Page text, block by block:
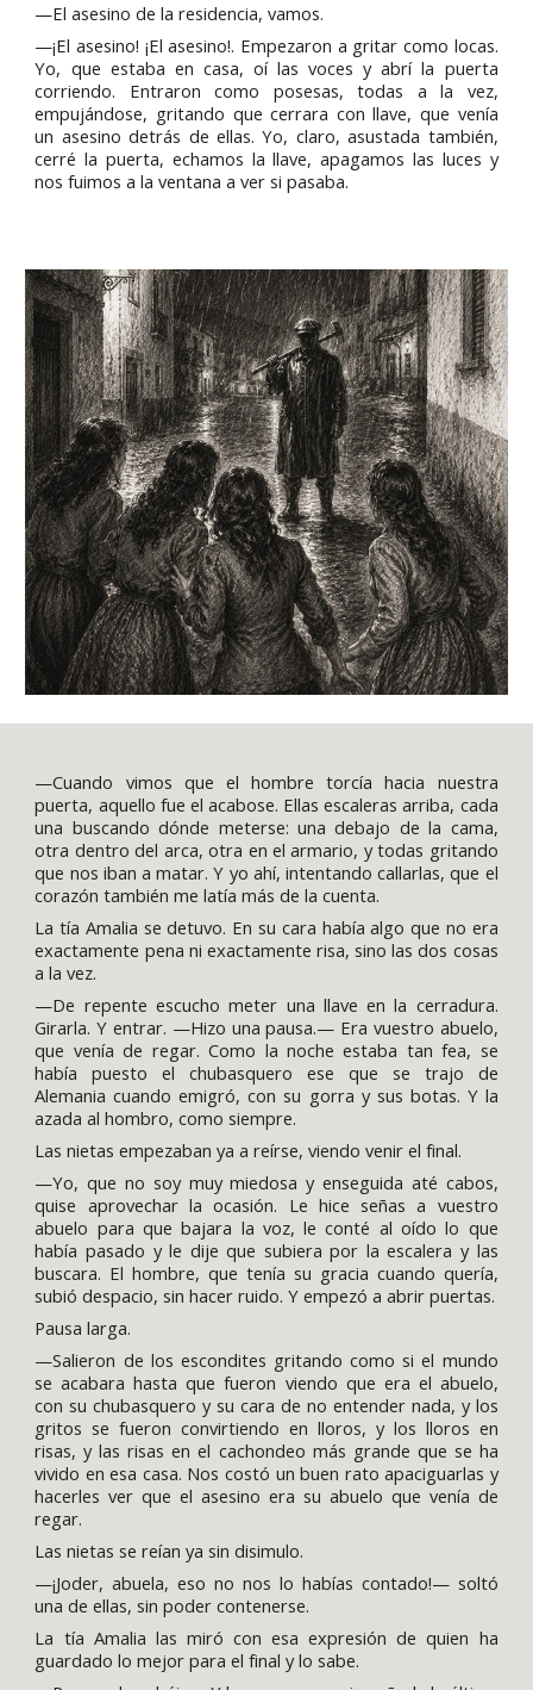
—El asesino de la residencia, vamos.
—¡El asesino! ¡El asesino!. Empezaron a gritar como locas.
Yo, que estaba en casa, oí las voces y abrí la puerta
corriendo. Entraron como posesas, todas a la vez,
empujándose, gritando que cerrara con llave, que venía
un asesino detrás de ellas. Yo, claro, asustada también,
cerré la puerta, echamos la llave, apagamos las luces y
nos fuimos a la ventana a ver si pasaba.
—Cuando vimos que el hombre torcía hacia nuestra
puerta, aquello fue el acabose. Ellas escaleras arriba, cada
una buscando dónde meterse: una debajo de la cama,
otra dentro del arca, otra en el armario, y todas gritando
que nos iban a matar. Y yo ahí, intentando callarlas, que el
corazón también me latía más de la cuenta.
La tía Amalia se detuvo. En su cara había algo que no era
exactamente pena ni exactamente risa, sino las dos cosas
a la vez.
—De repente escucho meter una llave en la cerradura.
Girarla. Y entrar. —Hizo una pausa.— Era vuestro abuelo,
que venía de regar. Como la noche estaba tan fea, se
había puesto el chubasquero ese que se trajo de
Alemania cuando emigró, con su gorra y sus botas. Y la
azada al hombro, como siempre.
Las nietas empezaban ya a reírse, viendo venir el final.
—Yo, que no soy muy miedosa y enseguida até cabos,
quise aprovechar la ocasión. Le hice señas a vuestro
abuelo para que bajara la voz, le conté al oído lo que
había pasado y le dije que subiera por la escalera y las
buscara. El hombre, que tenía su gracia cuando quería,
subió despacio, sin hacer ruido. Y empezó a abrir puertas.
Pausa larga.
—Salieron de los escondites gritando como si el mundo
se acabara hasta que fueron viendo que era el abuelo,
con su chubasquero y su cara de no entender nada, y los
gritos se fueron convirtiendo en lloros, y los lloros en
risas, y las risas en el cachondeo más grande que se ha
vivido en esa casa. Nos costó un buen rato apaciguarlas y
hacerles ver que el asesino era su abuelo que venía de
regar.
Las nietas se reían ya sin disimulo.
—¡Joder, abuela, eso no nos lo habías contado!— soltó
una de ellas, sin poder contenerse.
La tía Amalia las miró con esa expresión de quien ha
guardado lo mejor para el final y lo sabe.